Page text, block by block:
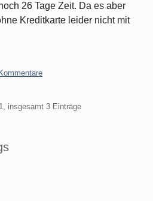
26 Tage Zeit. Da es aber
Kreditkarte leider nicht mit
insgesamt 3 Einträge